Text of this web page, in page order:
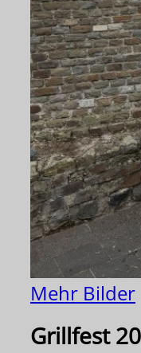
Mehr Bilder
Grillfest